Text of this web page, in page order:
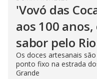
'Vovó das
aos 100
sabor pelo Rio
Os doces artesanais
ponto fixo na estrada
Grande